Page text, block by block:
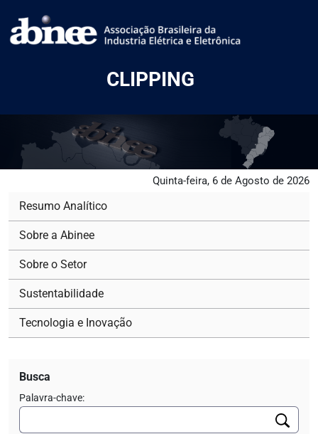
CLIPPING
Quinta-feira, 6 de Agosto de 2026
Resumo Analítico
Sobre a Abinee
Sobre o Setor
Sustentabilidade
Tecnologia e Inovação
Busca
Palavra-chave: